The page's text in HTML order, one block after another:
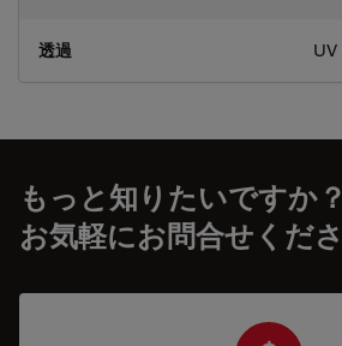
透過
もっと知りたいですか？
お気軽にお問合せくだ